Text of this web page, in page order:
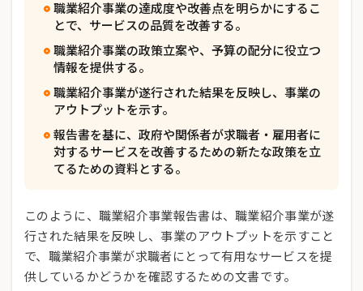
職業紹介事業の達成度や改善点を明らかにするこ
とで、サービスの品質を改善する。
職業紹介事業の政策立案や、予算の配分に役立つ
情報を提供する。
職業紹介事業が遂行された結果を反映し、事業の
アウトプットを示す。
報告書を基に、政府や関係者が求職者・雇用者に
対するサービスを改善するための新たな政策を立
てるための資料とする。
このように、職業紹介事業報告書は、職業紹介事業が遂
行された結果を反映し、事業のアウトプットを示すこと
で、職業紹介事業が求職者にとって有用なサービスを提
供しているかどうかを確認するための文書です。